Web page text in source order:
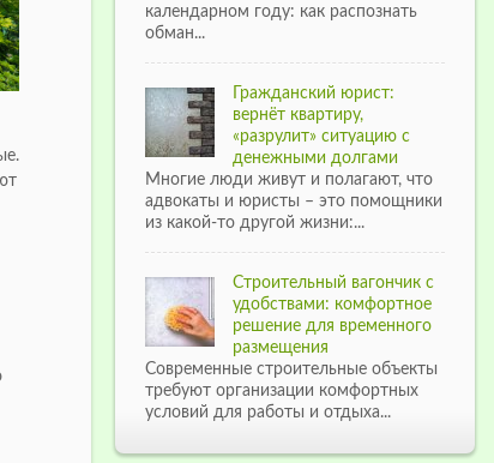
календарном году: как распознать
обман...
Гражданский юрист:
вернёт квартиру,
«разрулит» ситуацию с
денежными долгами
Многие люди живут и полагают, что
адвокаты и юристы – это помощники
из какой-то другой жизни:...
Строительный вагончик с
удобствами: комфортное
решение для временного
размещения
Современные строительные объекты
требуют организации комфортных
условий для работы и отдыха...